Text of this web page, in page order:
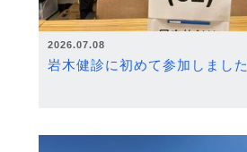
2026.07.08
岩木健診に初めて参加しました